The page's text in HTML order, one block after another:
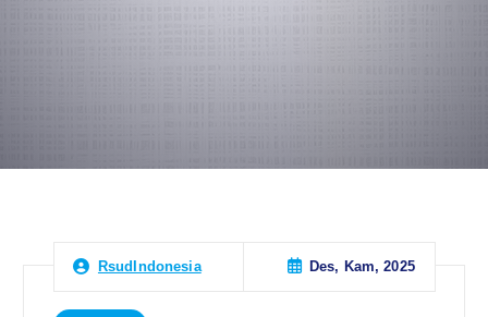
RsudIndonesia Des, Kam, 2025